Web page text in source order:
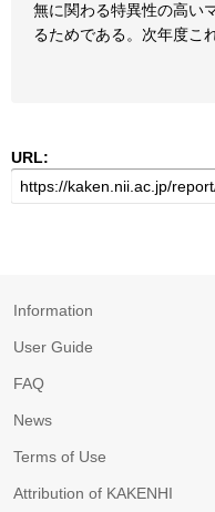
無に関わる特異性の高い
るためである。次年度こ
URL:
Information
User Guide
FAQ
News
Terms of Use
Attribution of KAKENHI